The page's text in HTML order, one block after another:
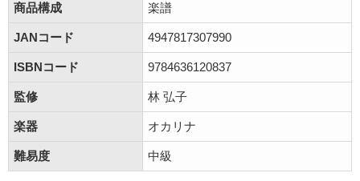
商品構成 楽譜
JANコード 4947817307990
ISBNコード 9784636120837
監修 林 弘子
楽器 オカリナ
難易度 中級